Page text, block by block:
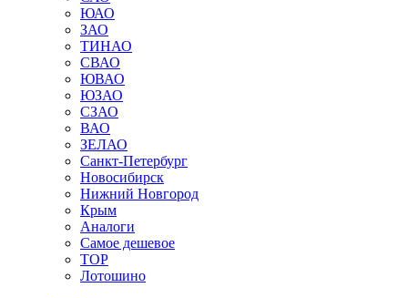
ЮАО
ЗАО
ТИНАО
СВАО
ЮВАО
ЮЗАО
СЗАО
ВАО
ЗЕЛАО
Санкт-Петербург
Новосибирск
Нижний Новгород
Крым
Аналоги
Самое дешевое
TOP
Лотошино